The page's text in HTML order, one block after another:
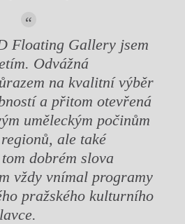
Floating Gallery jsem
Odvážná
razem na kvalitní výběr
a přitom otevřená
uměleckým počinům
ů, ale také
dobrém slova
vždy vnímal programy
pražského kulturního